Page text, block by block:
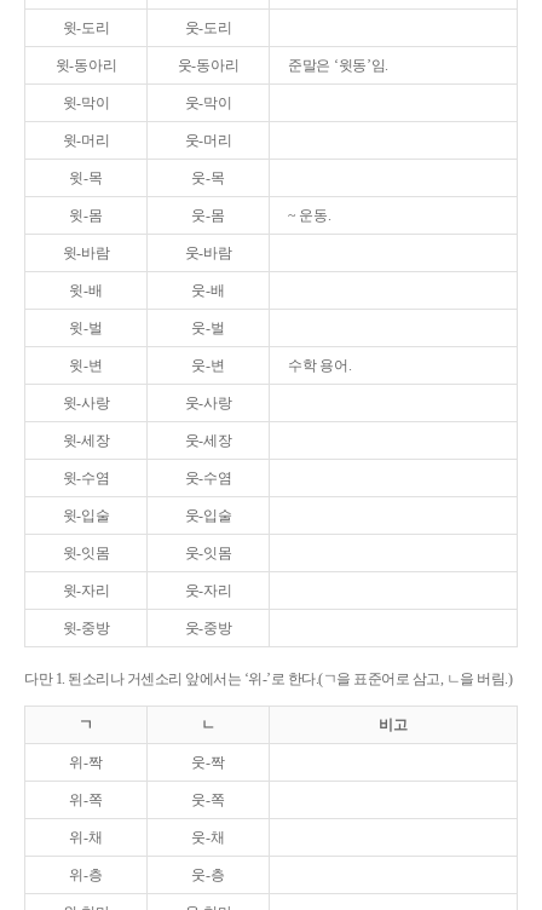
윗-도리 웃-도리
윗-동아리 웃-동아리 준말은 ‘윗동’임.
윗-막이 웃-막이
윗-머리 웃-머리
윗-목 웃-목
윗-몸 웃-몸 ~ 운동.
윗-바람 웃-바람
윗-배 웃-배
윗-벌 웃-벌
윗-변 웃-변 수학 용어.
윗-사랑 웃-사랑
윗-세장 웃-세장
윗-수염 웃-수염
윗-입술 웃-입술
윗-잇몸 웃-잇몸
윗-자리 웃-자리
윗-중방 웃-중방
다만 1. 된소리나 거센소리 앞에서는 ‘위-’로 한다.(ㄱ을 표준어로 삼고, ㄴ을 버림.)
ㄱ ㄴ 비고
위-짝 웃-짝
위-쪽 웃-쪽
위-채 웃-채
위-층 웃-층